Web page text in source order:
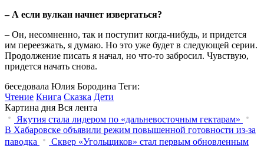
– А если вулкан начнет извергаться?
– Он, несомненно, так и поступит когда-нибудь, и придется
им переезжать, я думаю. Но это уже будет в следующей серии.
Продолжение писать я начал, но что-то забросил. Чувствую,
придется начать снова.
беседовала Юлия Бородина Теги:
Чтение Книга Сказка Дети
Картина дня Вся лента
Якутия стала лидером по «дальневосточным гектарам»
В Хабаровске объявили режим повышенной готовности из‑за
паводка
Сквер «Угольщиков» стал первым обновленным